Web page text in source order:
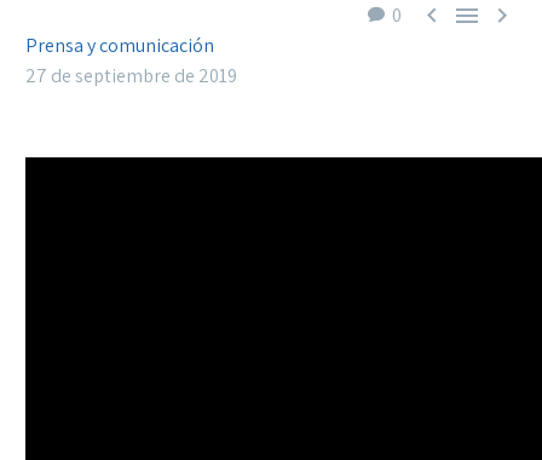
0   
Prensa y comunicación
27 de septiembre de 2019